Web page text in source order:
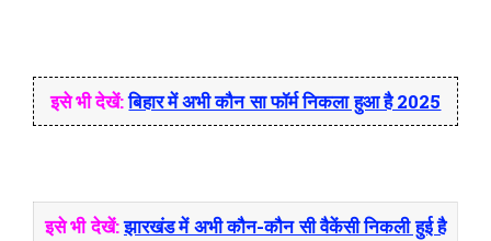
इसे भी देखें:बिहार में अभी कौन सा फॉर्म निकला हुआ है 2025
इसे भी देखें:झारखंड में अभी कौन-कौन सी वैकेंसी निकली हुई है